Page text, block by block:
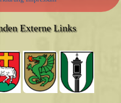
Externe Links